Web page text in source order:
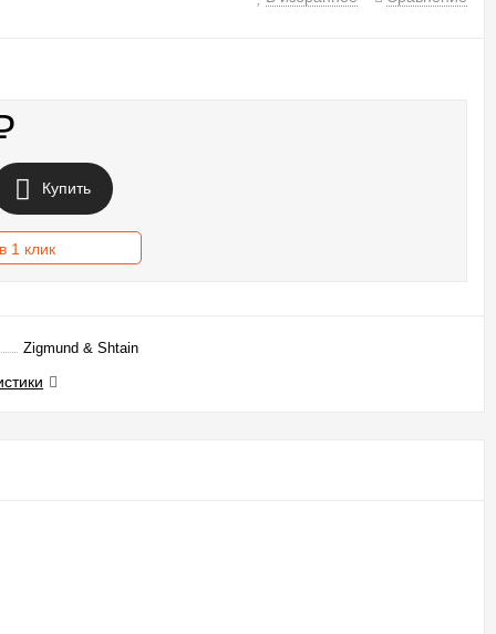
Купить
1 клик
Zigmund & Shtain